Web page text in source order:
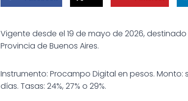
Vigente desde el 19 de mayo de 2026,
Provincia de Buenos Aires.
Instrumento: Procampo Digital en pesos. Monto:
días. Tasas: 24%, 27% o 29%.